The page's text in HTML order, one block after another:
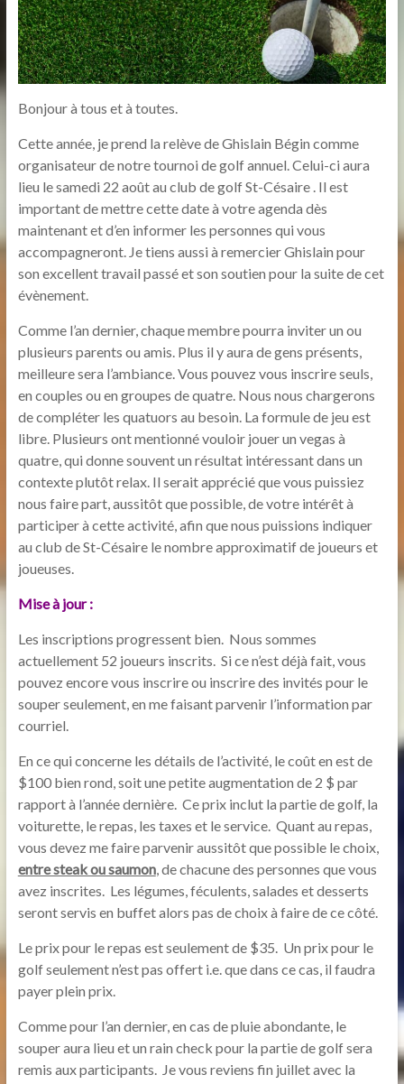
Bonjour à tous et à toutes.
Cette année, je prend la relève de Ghislain Bégin comme
organisateur de notre tournoi de golf annuel. Celui-ci aura
lieu le samedi 22 août au club de golf St-Césaire . Il est
important de mettre cette date à votre agenda dès
maintenant et d’en informer les personnes qui vous
accompagneront. Je tiens aussi à remercier Ghislain pour
son excellent travail passé et son soutien pour la suite de cet
évènement.
Comme l’an dernier, chaque membre pourra inviter un ou
plusieurs parents ou amis. Plus il y aura de gens présents,
meilleure sera l’ambiance. Vous pouvez vous inscrire seuls,
en couples ou en groupes de quatre. Nous nous chargerons
de compléter les quatuors au besoin. La formule de jeu est
libre. Plusieurs ont mentionné vouloir jouer un vegas à
quatre, qui donne souvent un résultat intéressant dans un
contexte plutôt relax. Il serait apprécié que vous puissiez
nous faire part, aussitôt que possible, de votre intérêt à
participer à cette activité, afin que nous puissions indiquer
au club de St-Césaire le nombre approximatif de joueurs et
joueuses.
Mise à jour :
Les inscriptions progressent bien. Nous sommes
actuellement 52 joueurs inscrits. Si ce n’est déjà fait, vous
pouvez encore vous inscrire ou inscrire des invités pour le
souper seulement, en me faisant parvenir l’information par
courriel.
En ce qui concerne les détails de l’activité, le coût en est de
$100 bien rond, soit une petite augmentation de 2 $ par
rapport à l’année dernière. Ce prix inclut la partie de golf, la
voiturette, le repas, les taxes et le service. Quant au repas,
vous devez me faire parvenir aussitôt que possible le choix,
entre steak ou saumon, de chacune des personnes que vous
avez inscrites. Les légumes, féculents, salades et desserts
seront servis en buffet alors pas de choix à faire de ce côté.
Le prix pour le repas est seulement de $35. Un prix pour le
golf seulement n’est pas offert i.e. que dans ce cas, il faudra
payer plein prix.
Comme pour l’an dernier, en cas de pluie abondante, le
souper aura lieu et un rain check pour la partie de golf sera
remis aux participants. Je vous reviens fin juillet avec la